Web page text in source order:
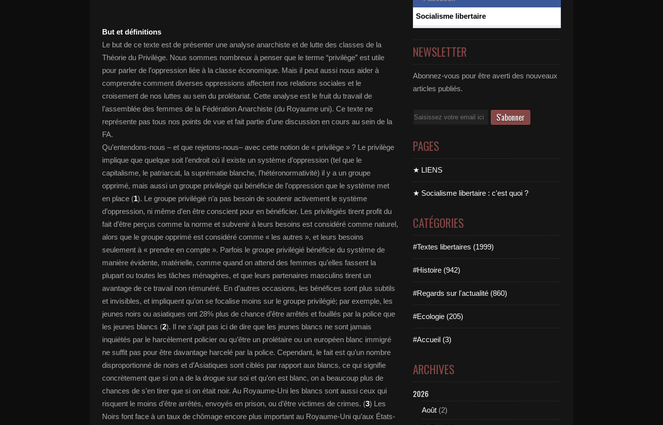
But et définitions
Le but de ce texte est de présenter une analyse anarchiste et de lutte des classes de la
Théorie du Privilège. Nous sommes nombreux à penser que le terme “privilège” est utile
pour parler de l’oppression liée à la classe économique. Mais il peut aussi nous aider à
comprendre comment diverses oppressions affectent nos relations sociales et le
croisement de nos luttes au sein du prolétariat. Cette analyse est le fruit du travail de
l’assemblée des femmes de la Fédération Anarchiste (du Royaume uni). Ce texte ne
représente pas tous nos points de vue et fait partie d’une discussion en cours au sein de la
FA.
Qu’entendons-nous – et que rejetons-nous– avec cette notion de « privilège » ? Le privilège
implique que quelque soit l’endroit où il existe un système d’oppression (tel que le
capitalisme, le patriarcat, la suprématie blanche, l’hétéronormativité) il y a un groupe
opprimé, mais aussi un groupe privilégié qui bénéficie de l’oppression que le système met
en place (1). Le groupe privilégié n’a pas besoin de soutenir activement le système
d’oppression, ni même d’en être conscient pour en bénéficier. Les privilégiés tirent profit du
fait d’être perçus comme la norme et subvenir à leurs besoins est considéré comme naturel,
alors que le groupe opprimé est considéré comme « les autres », et leurs besoins
seulement à « prendre en compte ». Parfois le groupe privilégié bénéficie du système de
manière évidente, matérielle, comme quand on attend des femmes qu’elles fassent la
plupart ou toutes les tâches ménagères, et que leurs partenaires masculins tirent un
avantage de ce travail non rémunéré. En d’autres occasions, les bénéfices sont plus subtils
et invisibles, et impliquent qu’on se focalise moins sur le groupe privilégié; par exemple, les
jeunes noirs ou asiatiques ont 28% plus de chance d’être arrêtés et fouillés par la police que
les jeunes blancs (2). Il ne s’agit pas ici de dire que les jeunes blancs ne sont jamais
inquiétés par le harcèlement policier ou qu’être un prolétaire ou un européen blanc immigré
ne suffit pas pour être davantage harcelé par la police. Cependant, le fait est qu’un nombre
disproportionné de noirs et d’Asiatiques sont ciblés par rapport aux blancs, ce qui signifie
concrètement que si on a de la drogue sur soi et qu’on est blanc, on a beaucoup plus de
chances de s’en tirer que si on était noir. Au Royaume-Uni les blancs sont aussi ceux qui
risquent le moins d’être arrêtés, envoyés en prison, ou d’être victimes de crimes. (3) Les
Noirs font face à un taux de chômage encore plus important au Royaume-Uni qu’aux États-
Socialisme libertaire
NEWSLETTER
Abonnez-vous pour être averti des nouveaux
articles publiés.
Email
PAGES
★ LIENS
★ Socialisme libertaire : c'est quoi ?
CATÉGORIES
#Textes libertaires (1999)
#Histoire (942)
#Regards sur l'actualité (860)
#Ecologie (205)
#Accueil (3)
ARCHIVES
2026
Août (2)